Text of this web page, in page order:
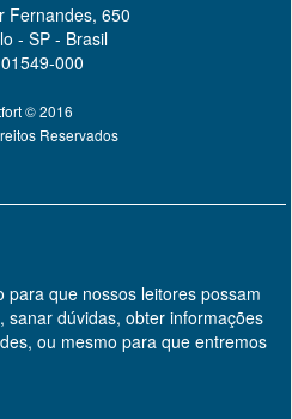
Fernandes, 650
- SP - Brasil
000
© 2016
Reservados
para que nossos leitores possam
sanar dúvidas, obter informações
ou mesmo para que entremos